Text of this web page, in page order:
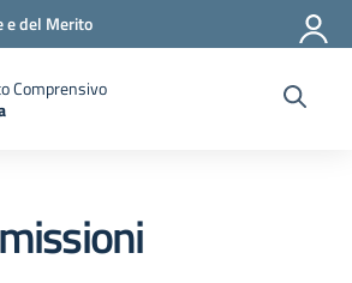
e del Merito
Comprensivo